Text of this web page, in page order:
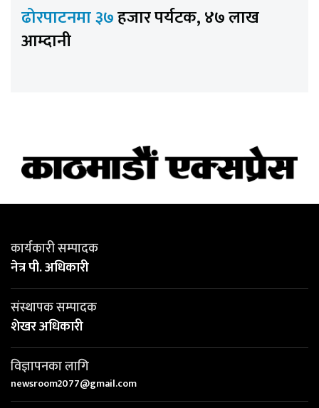
ढोरपाटनमा ३७हजार पर्यटक, ४७ लाख
आम्दानी
कार्यकारी सम्पादक
नेत्र पी. अधिकारी
संस्थापक सम्पादक
शेखर अधिकारी
विज्ञापनका लागि
newsroom2077@gmail.com